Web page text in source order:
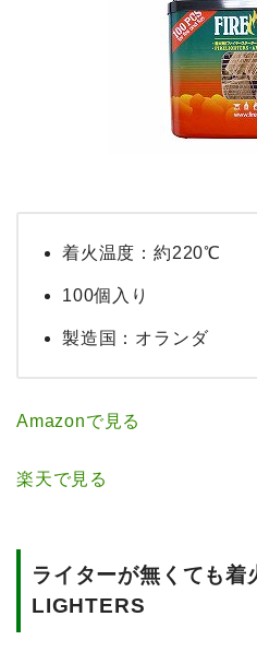
着火温度：約220℃
100個入り
製造国：オランダ
Amazonで見る
楽天で見る
ライターが無くても着
LIGHTERS